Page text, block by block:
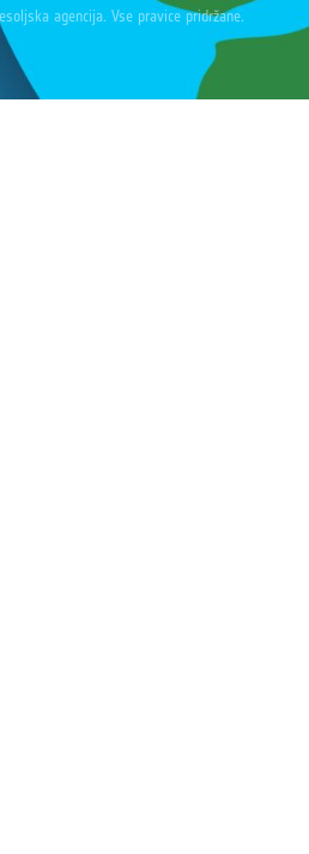
agencija. Vse pravice pridržane.